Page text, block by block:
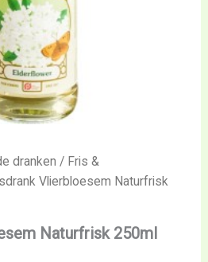
dranken / Fris &
Vlierbloesem Naturfrisk
Naturfrisk 250ml